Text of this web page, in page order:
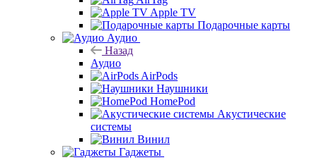
Apple TV
Подарочные карты
Аудио
Назад
Аудио
AirPods
Наушники
HomePod
Акустические
системы
Винил
Гаджеты